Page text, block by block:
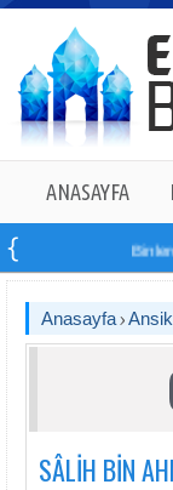
ANASAYFA
Binlerce
Anasayfa
SÂLİH BİN